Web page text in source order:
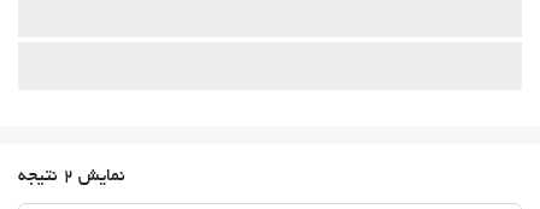
نمایش 2 نتیجه